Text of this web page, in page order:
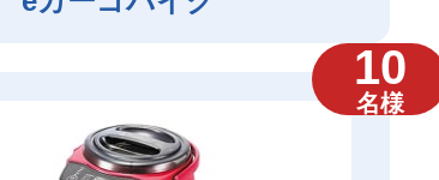
10
名様